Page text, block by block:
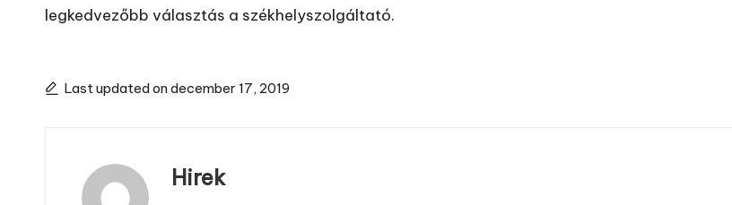
legkedvezőbb választás a székhelyszolgáltató.
Last updated on december 17, 2019
Hirek